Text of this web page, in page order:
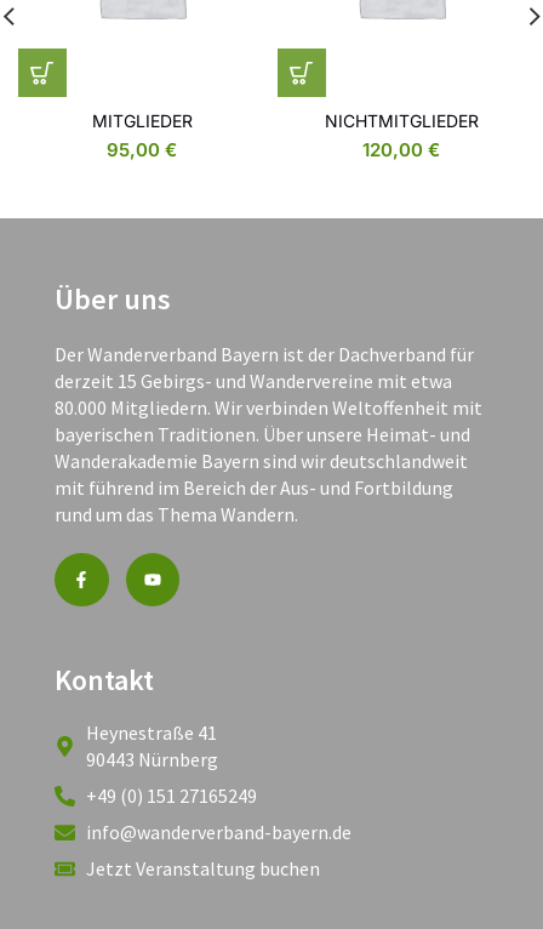
MITGLIEDER
95,00 €
NICHTMITGLIEDER
120,00 €
Über uns
Der Wanderverband Bayern ist der Dachverband für
derzeit 15 Gebirgs- und Wandervereine mit etwa
80.000 Mitgliedern. Wir verbinden Weltoffenheit mit
bayerischen Traditionen. Über unsere Heimat- und
Wanderakademie Bayern sind wir deutschlandweit
mit führend im Bereich der Aus- und Fortbildung
rund um das Thema Wandern.
Kontakt
Heynestraße 41
90443 Nürnberg
+49 (0) 151 27165249
info@wanderverband-bayern.de
Jetzt Veranstaltung buchen